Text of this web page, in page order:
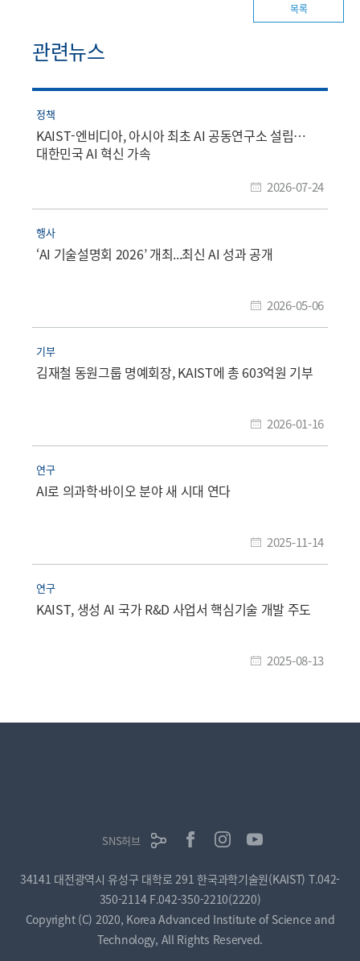
목록
관련뉴스
정책
KAIST-엔비디아, 아시아 최초 AI 공동연구소 설립…
대한민국 AI 혁신 가속
2026-07-24
행사
‘AI 기술설명회 2026’ 개최...최신 AI 성과 공개
2026-05-06
기부
김재철 동원그룹 명예회장, KAIST에 총 603억원 기부
2026-01-16
연구
AI로 의과학·바이오 분야 새 시대 연다
2025-11-14
연구
KAIST, 생성 AI 국가 R&D 사업서 핵심기술 개발 주도
2025-08-13
SNS허브
34141 대전광역시 유성구 대학로 291 한국과학기술원(KAIST) T.042-
350-2114 F.042-350-2210(2220)
Copyright (C) 2020, Korea Advanced Institute of Science and
Technology, All Rights Reserved.